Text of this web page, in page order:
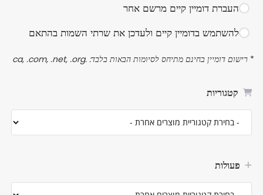
קטגוריות
פעולות
העברת דומיין קיים מרשם אחר
להשתמש בדומיין קיים ולעדכן את שרתי השמות בהתאם
* רישום דומיין בחינם מתיחס לסיומות הבאות בלבד: .ca, .com, .net, .org